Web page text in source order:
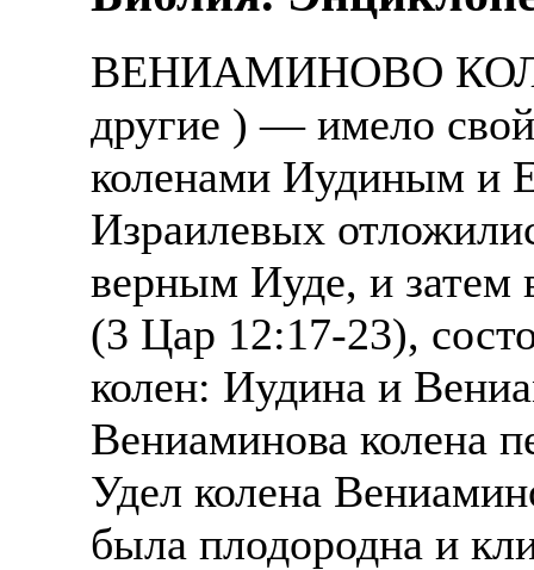
ВЕНИАМИНОВО
другие ) — имело
коленами Иудиным и
Израилевых
верным Иуде, и затем
(3 Цар 12:17-23),
колен: Иудина и
Вениаминова колена
Удел колена
была плодородна и